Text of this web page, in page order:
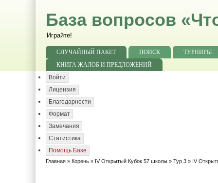
База вопросов
Играйте!
СЛУЧАЙНЫЙ ПАКЕТ ПОИСК
ТУРНИРЫ
КНИГА ЖАЛОБ И ПРЕДЛОЖЕНИЙ
Войти
Лицензия
Благодарности
Формат
Замечания
Статистика
Помощь Базе
Главная » Корень » IV Открытый Кубок 57 школы » Тур 3 » IV